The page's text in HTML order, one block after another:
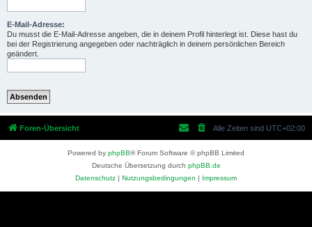
E-Mail-Adresse:
Du musst die E-Mail-Adresse angeben, die in deinem Profil hinterlegt ist. Diese hast du
bei der Registrierung angegeben oder nachträglich in deinem persönlichen Bereich
geändert.
Foren-Übersicht Alle Zeiten sind UTC+02:00
Powered by phpBB® Forum Software © phpBB Limited
Deutsche Übersetzung durch phpBB.de
Datenschutz | Nutzungsbedingungen | Impressum